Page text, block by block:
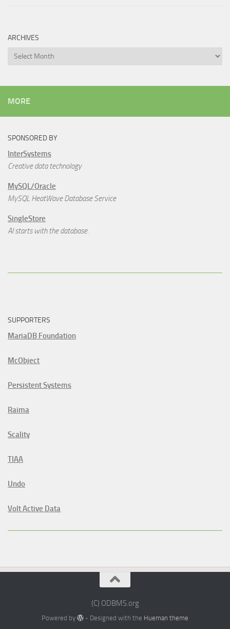
ARCHIVES
Archives
MORE
SPONSORED BY
InterSystems
Creative data technology
MySQL/Oracle
MySQL HeatWave Database Service
SingleStore
AI starts with the database.
SUPPORTERS
MariaDB Foundation
McObject
Persistent Systems
Raima
Scality
TIAA
Undo
Volt Active Data
(C) ODBMS.org
Powered by - Designed with the Hueman theme